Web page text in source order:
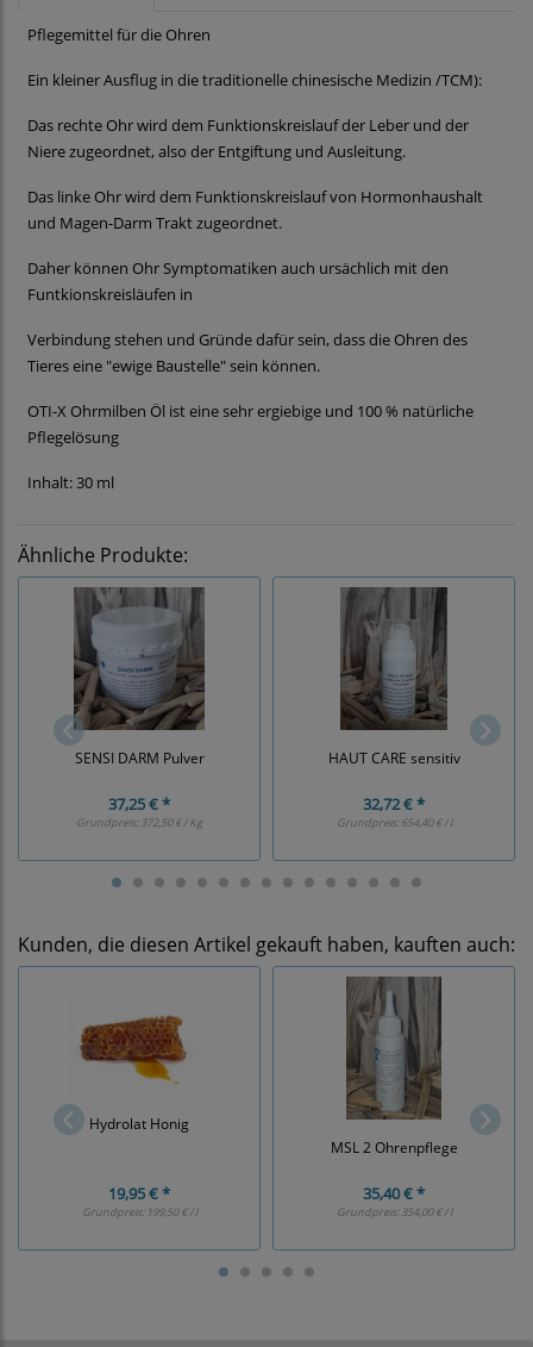
Pflegemittel für die Ohren
Ein kleiner Ausflug in die traditionelle chinesische Medizin /TCM):
Das rechte Ohr wird dem Funktionskreislauf der Leber und der
Niere zugeordnet, also der Entgiftung und Ausleitung.
Das linke Ohr wird dem Funktionskreislauf von Hormonhaushalt
und Magen-Darm Trakt zugeordnet.
Daher können Ohr Symptomatiken auch ursächlich mit den
Funtkionskreisläufen in
Verbindung stehen und Gründe dafür sein, dass die Ohren des
Tieres eine "ewige Baustelle" sein können.
OTI-X Ohrmilben Öl ist eine sehr ergiebige und 100 % natürliche
Pflegelösung
Inhalt: 30 ml
Ähnliche Produkte:
SENSI DARM Pulver
37,25 € *
Grundpreis:372,50 € / Kg
HAUT CARE sensitiv
32,72 € *
Grundpreis:654,40 € / l
Kunden, die diesen Artikel gekauft haben, kauften auch:
Hydrolat Honig
19,95 € *
Grundpreis: 199,50 € / l
MSL 2 Ohrenpflege
35,40 € *
Grundpreis:354,00 € / l